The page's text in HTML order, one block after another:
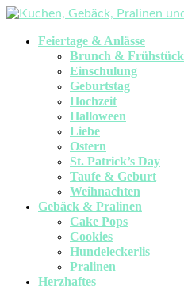
Feiertage & Anlässe
Brunch & Frühstück
Einschulung
Geburtstag
Hochzeit
Halloween
Liebe
Ostern
St. Patrick’s Day
Taufe & Geburt
Weihnachten
Gebäck & Pralinen
Cake Pops
Cookies
Hundeleckerlis
Pralinen
Herzhaftes